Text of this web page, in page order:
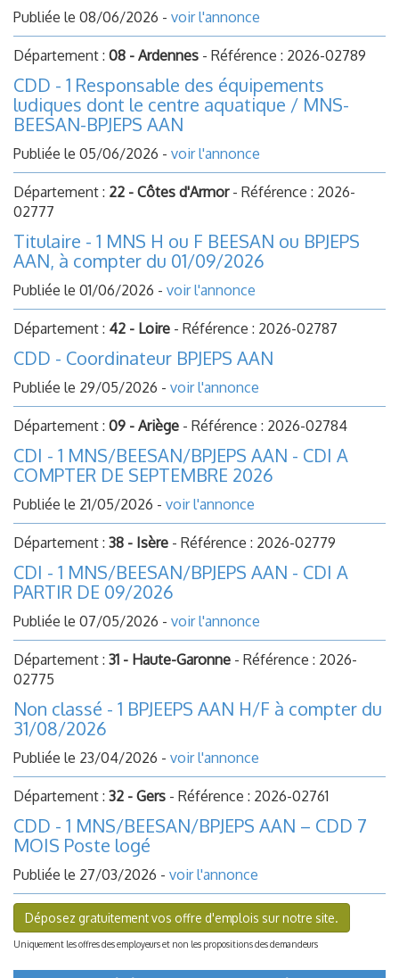
Publiée le 08/06/2026 - voir l'annonce
Département : 08 - Ardennes - Référence : 2026-02789
CDD - 1 Responsable des équipements
ludiques dont le centre aquatique / MNS-
BEESAN-BPJEPS AAN
Publiée le 05/06/2026 - voir l'annonce
Département : 22 - Côtes d'Armor- Référence : 2026-
02777
Titulaire - 1 MNS H ou F BEESAN ou BPJEPS
AAN, à compter du 01/09/2026
Publiée le 01/06/2026 - voir l'annonce
Département : 42 - Loire - Référence : 2026-02787
CDD - Coordinateur BPJEPS AAN
Publiée le 29/05/2026 - voir l'annonce
Département : 09 - Ariège - Référence : 2026-02784
CDI - 1 MNS/BEESAN/BPJEPS AAN - CDI A
COMPTER DE SEPTEMBRE 2026
Publiée le 21/05/2026 - voir l'annonce
Département : 38 - Isère - Référence : 2026-02779
CDI - 1 MNS/BEESAN/BPJEPS AAN - CDI A
PARTIR DE 09/2026
Publiée le 07/05/2026 - voir l'annonce
Département : 31 - Haute-Garonne - Référence : 2026-
02775
Non classé - 1 BPJEEPS AAN H/F à compter du
31/08/2026
Publiée le 23/04/2026 - voir l'annonce
Département : 32 - Gers - Référence : 2026-02761
CDD - 1 MNS/BEESAN/BPJEPS AAN – CDD 7
MOIS Poste logé
Publiée le 27/03/2026 - voir l'annonce
Déposez gratuitement vos offre d'emplois sur notre site.
Uniquement les offres des employeurs et non les propositions des demandeurs